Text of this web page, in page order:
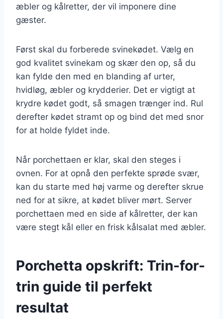
æbler og kålretter, der vil imponere dine
gæster.
Først skal du forberede svinekødet. Vælg en
god kvalitet svinekam og skær den op, så du
kan fylde den med en blanding af urter,
hvidløg, æbler og krydderier. Det er vigtigt at
krydre kødet godt, så smagen trænger ind. Rul
derefter kødet stramt op og bind det med snor
for at holde fyldet inde.
Når porchettaen er klar, skal den steges i
ovnen. For at opnå den perfekte sprøde svær,
kan du starte med høj varme og derefter skrue
ned for at sikre, at kødet bliver mørt. Server
porchettaen med en side af kålretter, der kan
være stegt kål eller en frisk kålsalat med æbler.
Porchetta opskrift: Trin-for-
trin guide til perfekt
resultat